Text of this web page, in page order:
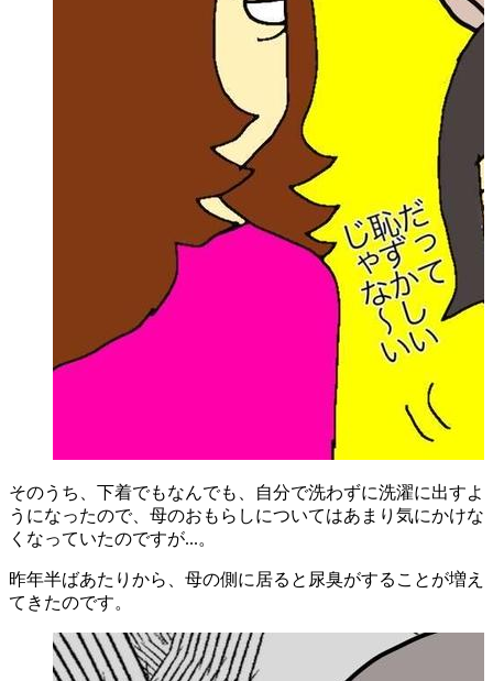
そのうち、下着でもなんでも、自分で洗わずに洗濯に出すよ
うになったので、母のおもらしについてはあまり気にかけな
くなっていたのですが...。
昨年半ばあたりから、母の側に居ると尿臭がすることが増え
てきたのです。